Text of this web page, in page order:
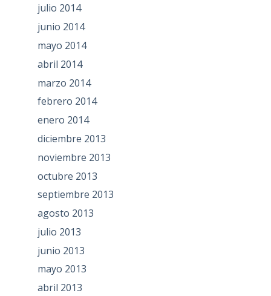
julio 2014
junio 2014
mayo 2014
abril 2014
marzo 2014
febrero 2014
enero 2014
diciembre 2013
noviembre 2013
octubre 2013
septiembre 2013
agosto 2013
julio 2013
junio 2013
mayo 2013
abril 2013